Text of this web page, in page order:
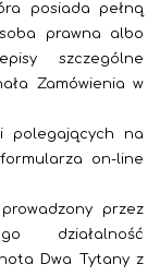
posiada pełną
prawna albo
szczególne
Zamówienia w
polegających na
on-line
przez
działalność
Dwa Tytany z